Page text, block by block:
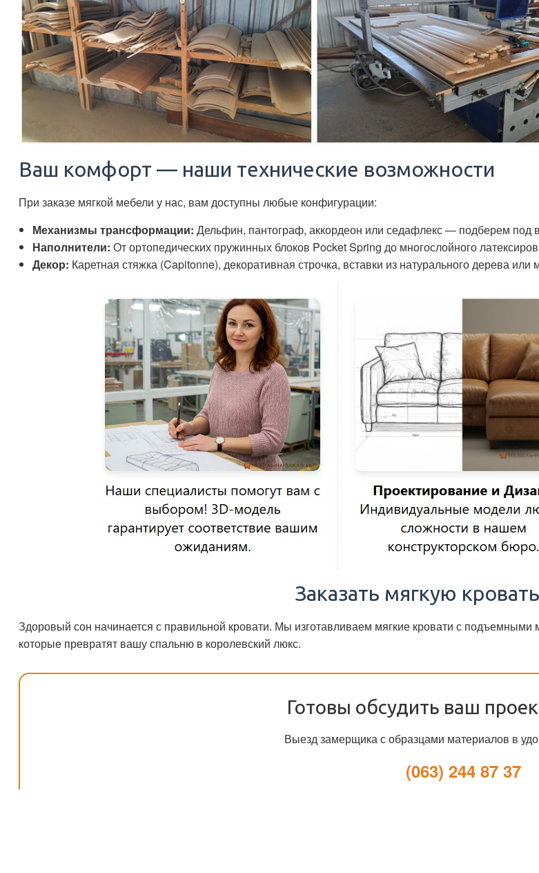
Ваш комфорт — наши технические возможности
При заказе мягкой мебели у нас, вам доступны любые конфигурации:
Механизмы трансформации: Дельфин, пантограф, аккордеон или седафлекс — подберем под
Наполнители: От ортопедических пружинных блоков Pocket Spring до многослойного
Декор: Каретная стяжка (Capitonne), декоративная строчка, вставки из натурального дерева или
Заказать мягкую
Здоровый сон начинается с правильной кровати. Мы изготавливаем мягкие кровати с
которые превратят вашу спальню в королевский люкс.
Готовы обсудить ваш
Выезд замерщика с образцами материалов в
(063) 244 87 37